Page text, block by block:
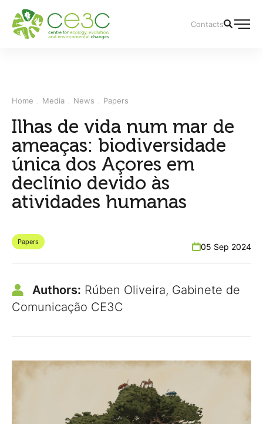
Contacts
Home Media News Papers
Ilhas de vida num mar de
ameaças: biodiversidade
única dos Açores em
declínio devido às
atividades humanas
Papers 05 Sep 2024
Authors: Rúben Oliveira, Gabinete de
Comunicação CE3C